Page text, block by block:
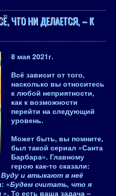
ЧТО НИ ДЕЛАЕТСЯ, – К
8 мая 2021г.
Всё зависит от того,
насколько вы относитесь
к любой неприятности,
как к возможности
перейти на следующий
уровень.
Может быть, вы помните,
был такой сериал «Санта
Барбара». Главному
герою как-то сказали:
Вуду и втыкают в неё
«Будем считать, что я
». То есть ваша задача –